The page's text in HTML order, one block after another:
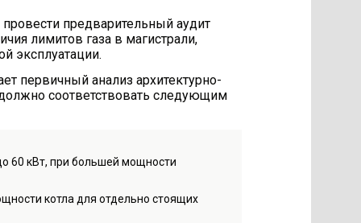
предварительный аудит
лимитов газа в магистрали,
эксплуатации.
первичный анализ архитектурно-
соответствовать следующим
60 кВт, при большей мощности
котла для отдельно стоящих